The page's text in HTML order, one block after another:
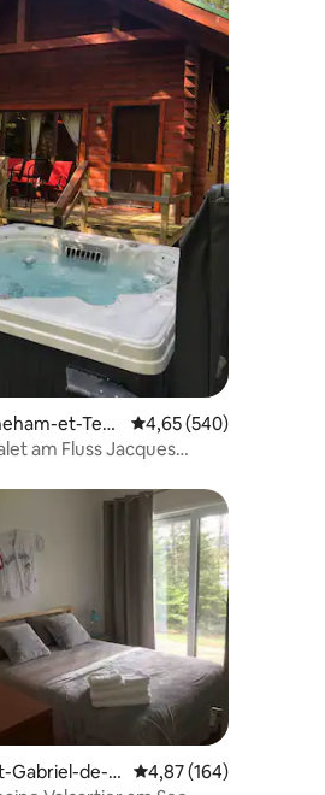
4,8 von 5, 66 Bewertungen
et-Tew
Durchschnittliche
4,65 (540)
am Fluss Jacques
4,95 von 5, 315 Bewertungen
Gabriel-de-V
Durchschnittliche
4,87 (164)